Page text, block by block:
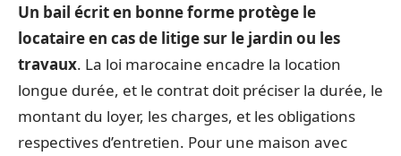
Un bail écrit en bonne forme protège le
locataire en cas de litige sur le jardin ou les
travaux. La loi marocaine encadre la location
longue durée, et le contrat doit préciser la durée, le
montant du loyer, les charges, et les obligations
respectives d’entretien. Pour une maison avec